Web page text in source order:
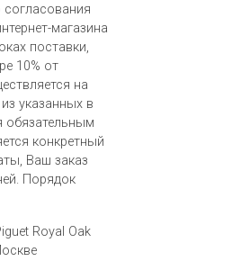
согласования
магазина
поставки,
10% от
на
указанных в
обязательным
конкретный
Ваш заказ
Порядок
Royal Oak